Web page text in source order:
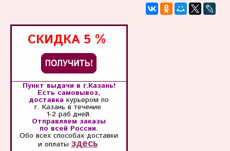
СКИДКА 5 %
Пункт выдачи в г.Казань!
Есть самовывоз,
доставка курьером по
г. Казань в течение
1-2 раб.дней.
Отправляем заказы
по всей России.
Обо всех способахдоставки
и оплаты здесь